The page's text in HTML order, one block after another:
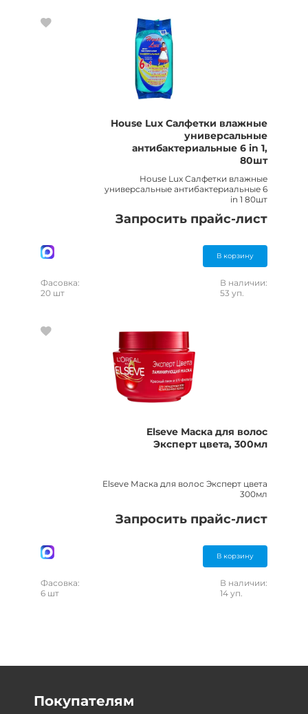
House Lux Салфетки влажные
универсальные
антибактериальные 6 in 1,
80шт
House Lux Салфетки влажные
универсальные антибактериальные 6
in 1 80шт
Запросить прайс-лист
В корзину
Фасовка:
20 шт
В наличии:
53 уп.
Elseve Маска для волос
Эксперт цвета, 300мл
Elseve Маска для волос Эксперт цвета
300мл
Запросить прайс-лист
В корзину
Фасовка:
6 шт
В наличии:
14 уп.
Покупателям